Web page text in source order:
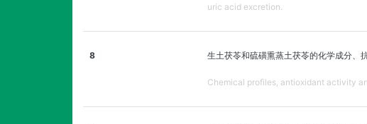
uric acid excretion.
8 生土茯苓和硫磺熏蒸土茯苓的化学成分、
Chemical profiles, antioxidant activity